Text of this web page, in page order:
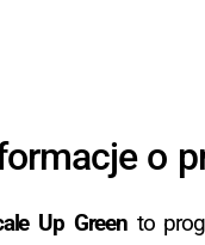
o
Up Green to